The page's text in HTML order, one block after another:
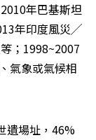
年巴基斯坦
年印度風災╱
；1998~2007
氣象或氣候相
遺場址，46%